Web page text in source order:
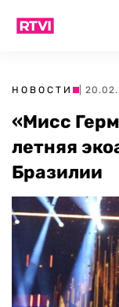
НОВОСТИ |
«Мисс
летняя
Бразилии